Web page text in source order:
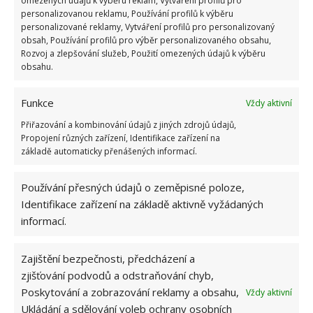
personalizovanou reklamu, Používání profilů k výběru
personalizované reklamy, Vytváření profilů pro personalizovaný
obsah, Používání profilů pro výběr personalizovaného obsahu,
Rozvoj a zlepšování služeb, Použití omezených údajů k výběru
obsahu.
Funkce
Vždy aktivní
Přiřazování a kombinování údajů z jiných zdrojů údajů,
Propojení různých zařízení, Identifikace zařízení na
základě automaticky přenášených informací.
Používání přesných údajů o zeměpisné poloze,
Identifikace zařízení na základě aktivně vyžádaných
informací.
Zajištění bezpečnosti, předcházení a
zjišťování podvodů a odstraňování chyb,
Poskytování a zobrazování reklamy a obsahu,
Ukládání a sdělování voleb ochrany osobních
Vždy aktivní
ELEKTRICKÉ PŘÍSTROJE ELEKTROSPOTŘEBIČE
SPOTŘEBA ENERGIE
ZÁSUVKY
Přidejte svůj názor